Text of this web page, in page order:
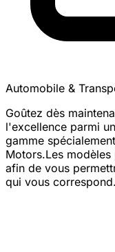
Automobile &
Goûtez dès
l'excellence parmi
gamme
Motors.Les
afin de vous
qui vous